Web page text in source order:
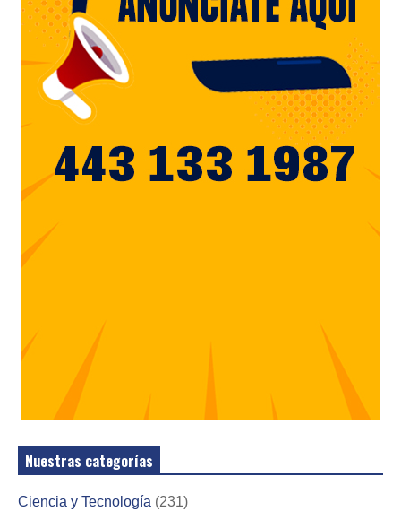
Nuestras categorías
Ciencia y Tecnología (231)